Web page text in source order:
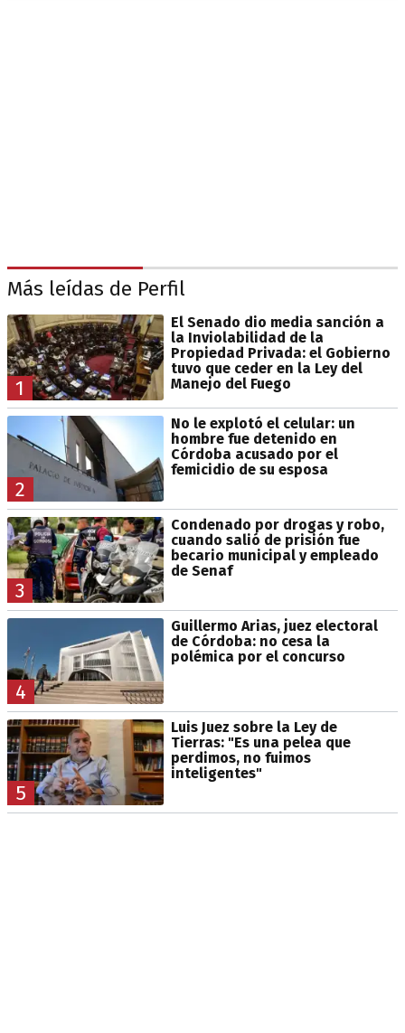
Más leídas de Perfil
1
El Senado dio media sanción a
la Inviolabilidad de la
Propiedad Privada: el Gobierno
tuvo que ceder en la Ley del
Manejo del Fuego
2
No le explotó el celular: un
hombre fue detenido en
Córdoba acusado por el
femicidio de su esposa
3
Condenado por drogas y robo,
cuando salió de prisión fue
becario municipal y empleado
de Senaf
4
Guillermo Arias, juez electoral
de Córdoba: no cesa la
polémica por el concurso
5
Luis Juez sobre la Ley de
Tierras: "Es una pelea que
perdimos, no fuimos
inteligentes"